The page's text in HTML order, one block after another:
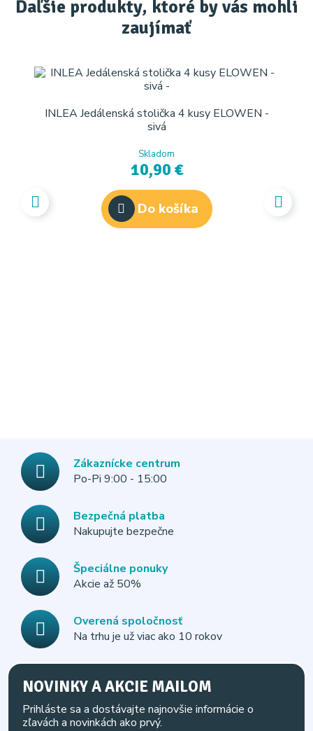
Ďaľšie produkty, ktoré by vás mohli
zaujímať
INLEA Jedálenská stolička 4 kusy ELOWEN -
sivá
Skladom
10,90 €
Do košíka
Zákaznícke centrum
Po-Pi 9:00 - 15:00
Bezpečná platba
Nakupujte bezpečne
Špeciálne ponuky
Akcie až 50%
Overená spoločnosť
Na trhu je už viac ako 10 rokov
NOVINKY A AKCIE MAILOM
Prihláste sa a dostávajte najnovšie informácie o
zľavách a novinkách ako prvý.